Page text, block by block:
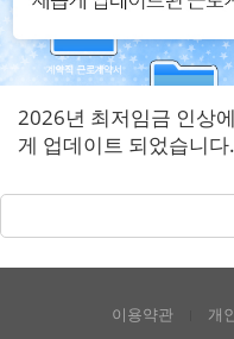
2026년 최저임금 인상
게 업데이트 되었습니다.
이용약관 개